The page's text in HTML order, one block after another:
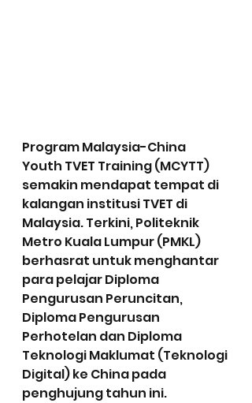
Program Malaysia-China
Youth TVET Training (MCYTT)
semakin mendapat tempat di
kalangan institusi TVET di
Malaysia. Terkini, Politeknik
Metro Kuala Lumpur (PMKL)
berhasrat untuk menghantar
para pelajar Diploma
Pengurusan Peruncitan,
Diploma Pengurusan
Perhotelan dan Diploma
Teknologi Maklumat (Teknologi
Digital) ke China pada
penghujung tahun ini.